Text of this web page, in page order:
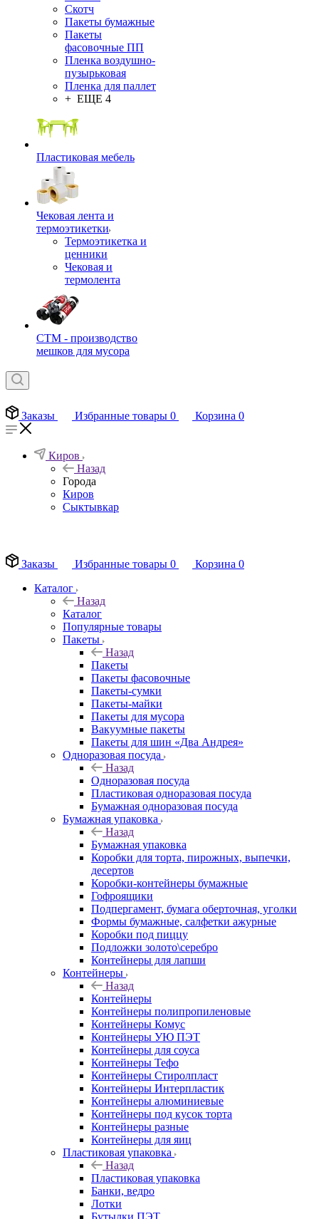
Скотч
Пакеты бумажные
Пакеты
фасовочные ПП
Пленка воздушно-
пузырьковая
Пленка для паллет
+ ЕЩЕ 4
Пластиковая мебель
Чековая лента и
термоэтикетки
Термоэтикетка и
ценники
Чековая и
термолента
СТМ - производство
мешков для мусора
Заказы Избранные товары 0 Корзина 0
Киров
Назад
Города
Киров
Сыктывкар
Заказы
Избранные товары 0 Корзина 0
Каталог
Назад
Каталог
Популярные товары
Пакеты
Назад
Пакеты
Пакеты фасовочные
Пакеты-сумки
Пакеты-майки
Пакеты для мусора
Вакуумные пакеты
Пакеты для шин «Два Андрея»
Одноразовая посуда
Назад
Одноразовая посуда
Пластиковая одноразовая посуда
Бумажная одноразовая посуда
Бумажная упаковка
Назад
Бумажная упаковка
Коробки для торта, пирожных, выпечки,
десертов
Коробки-контейнеры бумажные
Гофроящики
Подпергамент, бумага оберточная, уголки
Формы бумажные, салфетки ажурные
Коробки под пиццу
Подложки золото\серебро
Контейнеры для лапши
Контейнеры
Назад
Контейнеры
Контейнеры полипропиленовые
Контейнеры Комус
Контейнеры УЮ ПЭТ
Контейнеры для соуса
Контейнеры Тефо
Контейнеры Стиролпласт
Контейнеры Интерпластик
Контейнеры алюминиевые
Контейнеры под кусок торта
Контейнеры разные
Контейнеры для яиц
Пластиковая упаковка
Назад
Пластиковая упаковка
Банки, ведро
Лотки
Бутылки ПЭТ